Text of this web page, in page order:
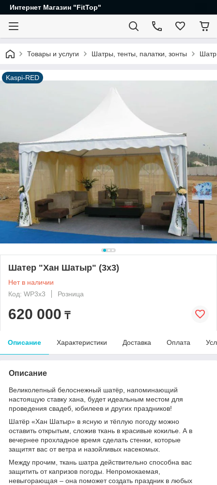
Интернет Магазин "FitTop"
Товары и услуги Шатры, тенты, палатки, зонты
Kaspi-RED
Шатер "Хан Шатыр" (3x3)
Нет в наличии
Код: WP3х3
Розница
620 000 ₸
Описание Характеристики Доставка Оплата
Описание
Великолепный белоснежный шатёр, напоминающий
настоящую ставку хана, будет идеальным местом для
проведения свадеб, юбилеев и других праздников!
Шатёр «Хан Шатыр» в ясную и тёплую погоду можно
оставить открытым, сложив ткань в красивые кокилье. А в
вечернее прохладное время сделать стенки, которые
защитят вас от ветра и назойливых насекомых.
Между прочим, ткань шатра действительно способна вас
защитить от капризов погоды. Непромокаемая,
невыгорающая – она поможет создать праздник в любых